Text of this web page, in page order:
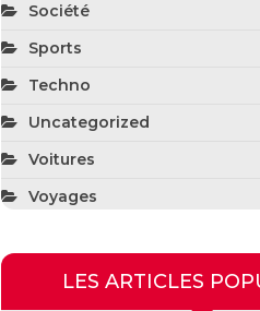
Société
Sports
Techno
Uncategorized
Voitures
Voyages
LES ARTICLES